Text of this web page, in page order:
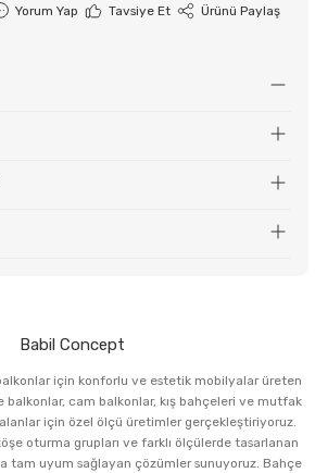
Yorum Yap Tavsiye Et
Ürünü Paylaş
Babil Concept
için konforlu ve estetik mobilyalar üreten
balkonlar, cam balkonlar, kış bahçeleri ve mutfak
alanlar için özel ölçü üretimler gerçekleştiriyoruz.
oturma grupları ve farklı ölçülerde tasarlanan
tam uyum sağlayan çözümler sunuyoruz. Bahçe